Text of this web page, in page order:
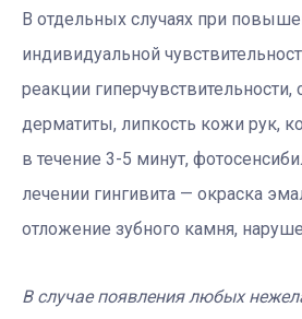
В отдельных случаях при
индивидуальной
реакции гиперчувствительности,
дерматиты, липкость кожи рук,
в течение 3-5 минут,
лечении гингивита — окраска
отложение зубного камня,
В случае появления любых